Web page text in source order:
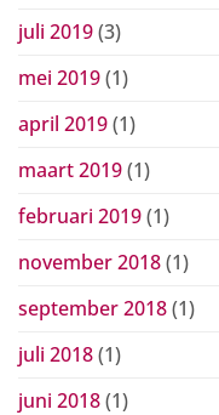
juli 2019(3)
mei 2019(1)
april 2019(1)
maart 2019(1)
februari 2019(1)
november 2018(1)
september 2018(1)
juli 2018(1)
juni 2018(1)